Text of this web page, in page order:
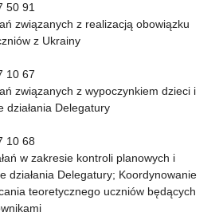
50 91
związanych z realizacją obowiązku
z Ukrainy
10 67
związanych z wypoczynkiem dzieci i
działania Delegatury
10 68
w zakresie kontroli planowych i
działania Delegatury; Koordynowanie
teoretycznego uczniów będących